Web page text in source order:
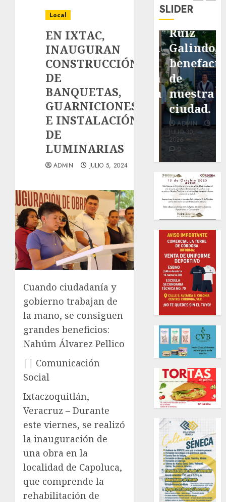
Local
EN IXTAC,
INAUGURAN
CONSTRUCCIÓN
DE
BANQUETAS,
GUARNICIONES
E INSTALACIÓN
DE
LUMINARIAS
ADMIN JULIO 5, 2024
Cuando ciudadanía y
gobierno trabajan de
la mano, se consiguen
grandes beneficios:
Nahúm Álvarez Pellico
|| Comunicación
Social
Ixtaczoquitlán,
Veracruz – Durante
este viernes, se realizó
la inauguración de
una obra en la
localidad de Capoluca,
que comprende la
rehabilitación de
SLIDER
pavimentación
de San
Marcial
será
mejorada.
Interviene
CASF
ADMIN
JULIO 27,
2026
exposición
de la
Minerva
Salas.
ADMIN
0
Antonio
Ruiz
Galindo,
de
nuestra
ciudad.
ADMIN
JULIO 30,
2026
0